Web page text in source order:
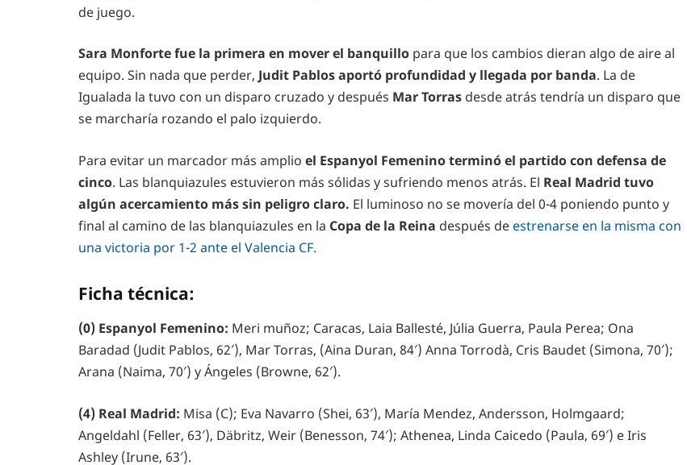
de juego.
Sara Monforte fue la primera en mover el banquillo para que los cambios dieran algo de aire al
equipo. Sin nada que perder, Judit Pablos aportó profundidad y llegada por banda. La de
Igualada la tuvo con un disparo cruzado y después Mar Torras desde atrás tendría un disparo que
se marcharía rozando el palo izquierdo.
Para evitar un marcador más amplio el Espanyol Femenino terminó el partido con defensa de
cinco. Las blanquiazules estuvieron más sólidas y sufriendo menos atrás. El Real Madrid tuvo
algún acercamiento más sin peligro claro. El luminoso no se movería del 0-4 poniendo punto y
final al camino de las blanquiazules en la Copa de la Reina después de estrenarse en la misma con
una victoria por 1-2 ante el Valencia CF.
Ficha técnica:
(0) Espanyol Femenino: Meri muñoz; Caracas, Laia Ballesté, Júlia Guerra, Paula Perea; Ona
Baradad (Judit Pablos, 62′), Mar Torras, (Aina Duran, 84′) Anna Torrodà, Cris Baudet (Simona, 70′);
Arana (Naima, 70′) y Ángeles (Browne, 62′).
(4) Real Madrid: Misa (C); Eva Navarro (Shei, 63′), María Mendez, Andersson, Holmgaard;
Angeldahl (Feller, 63′), Däbritz, Weir (Benesson, 74′); Athenea, Linda Caicedo (Paula, 69′) e Iris
Ashley (Irune, 63′).